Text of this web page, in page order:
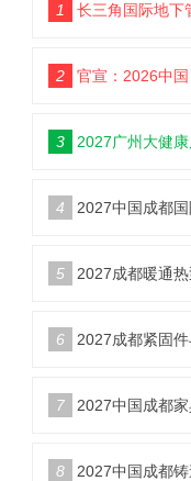
1 长三角国际地下管网
2 官宣：2026中国（杭
3 2027广州大健
4 2027中国成都国际气体
5 2027成都暖通热泵空调
6 2027成都紧固件与弹
7 2027中国成都家具及木工
8 2027中国成都铸造与压